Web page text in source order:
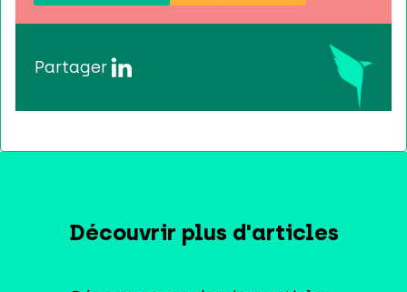
Partager
Découvrir plus d'articles